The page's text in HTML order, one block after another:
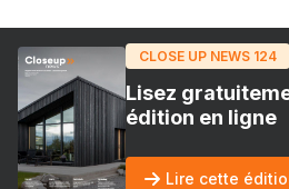
CLOSE UP NEWS 124
Lisez
édition en ligne
Lire cette